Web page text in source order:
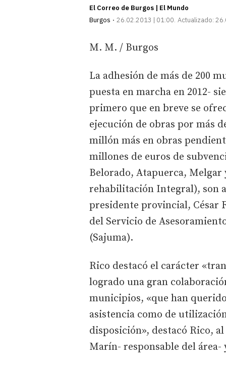
El Correo de Burgos | El Mundo
Burgos
26.02.2013 | 01:00 Actualizado:
M. M. / Burgos
La adhesión de más de 200
puesta en marcha en 2012-
primero que en breve se
ejecución de obras por más
millón más en obras
millones de euros de
Belorado, Atapuerca, Melgar
rehabilitación Integral), son
presidente provincial, César
del Servicio de
(Sajuma).
Rico destacó el carácter
logrado una gran
municipios, «que han
asistencia como de
disposición», destacó Rico,
Marín- responsable del